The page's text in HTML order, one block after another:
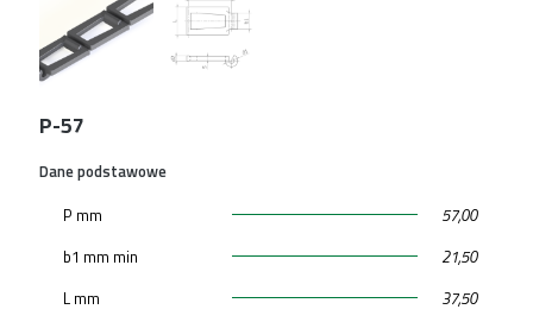
P-57
Dane podstawowe
P mm
57,00
b1 mm min
21,50
L mm
37,50